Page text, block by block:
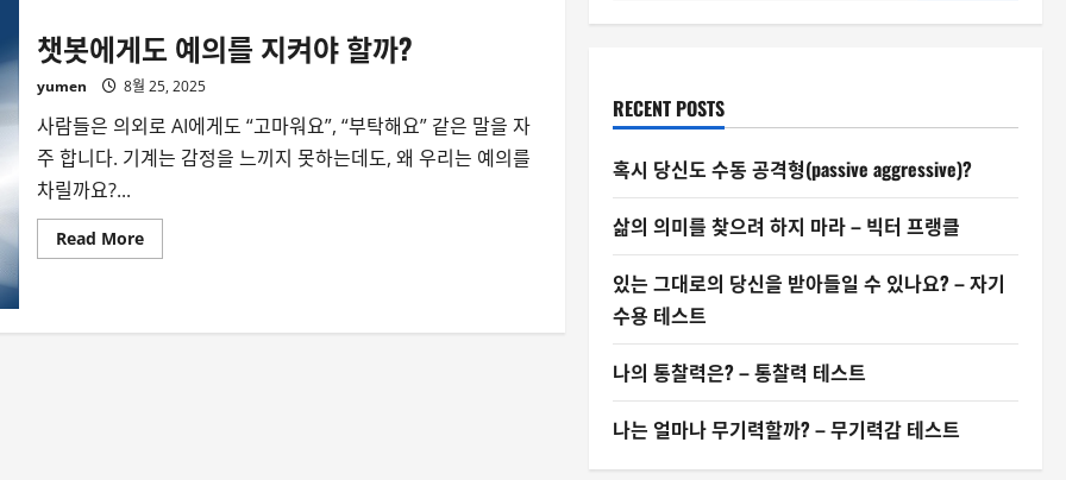
챗봇에게도 예의를 지켜야 할까?
yumen 8월 25, 2025
사람들은 의외로 AI에게도 “고마워요”, “부탁해요” 같은 말을 자
주 합니다. 기계는 감정을 느끼지 못하는데도, 왜 우리는 예의를
차릴까요?...
Read MoreRead
more
게
RECENT POSTS
혹시 당신도 수동 공격형(passive aggressive)?
삶의 의미를 찾으려 하지 마라 – 빅터 프랭클
있는 그대로의 당신을 받아들일 수 있나요? – 자기
수용 테스트
나의 통찰력은? – 통찰력 테스트
나는 얼마나 무기력할까? – 무기력감 테스트